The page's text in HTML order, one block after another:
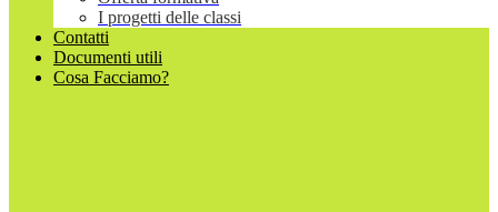
I progetti delle classi
Contatti
Documenti utili
Cosa Facciamo?